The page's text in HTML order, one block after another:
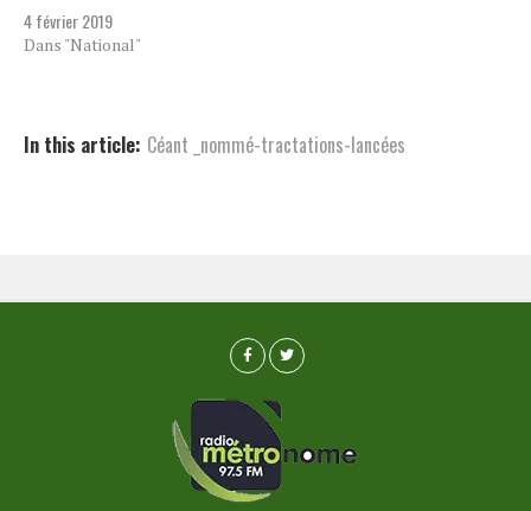
4 février 2019
Dans "National"
In this article: Céant _nommé-tractations-lancées